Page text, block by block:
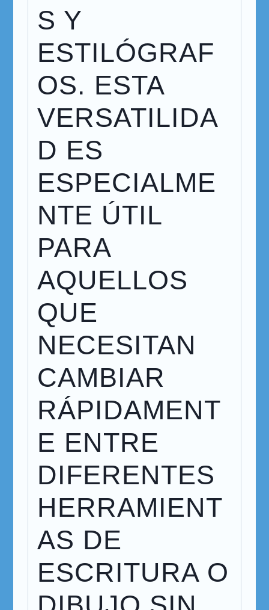
S Y
ESTILÓGRAF
OS. ESTA
VERSATILIDA
D ES
ESPECIALME
NTE ÚTIL
PARA
AQUELLOS
QUE
NECESITAN
CAMBIAR
RÁPIDAMENT
E ENTRE
DIFERENTES
HERRAMIENT
AS DE
ESCRITURA O